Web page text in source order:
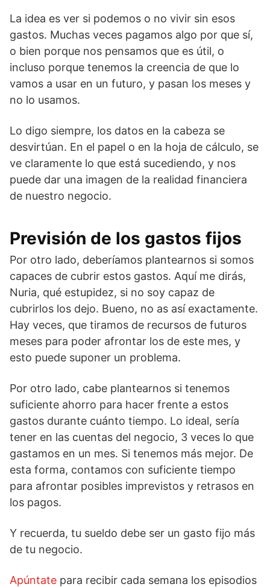
La idea es ver si podemos o no vivir sin esos
gastos. Muchas veces pagamos algo por que sí,
o bien porque nos pensamos que es útil, o
incluso porque tenemos la creencia de que lo
vamos a usar en un futuro, y pasan los meses y
no lo usamos.
Lo digo siempre, los datos en la cabeza se
desvirtúan. En el papel o en la hoja de cálculo, se
ve claramente lo que está sucediendo, y nos
puede dar una imagen de la realidad financiera
de nuestro negocio.
Previsión de los gastos fijos
Por otro lado, deberíamos plantearnos si somos
capaces de cubrir estos gastos. Aquí me dirás,
Nuria, qué estupidez, si no soy capaz de
cubrirlos los dejo. Bueno, no as así exactamente.
Hay veces, que tiramos de recursos de futuros
meses para poder afrontar los de este mes, y
esto puede suponer un problema.
Por otro lado, cabe plantearnos si tenemos
suficiente ahorro para hacer frente a estos
gastos durante cuánto tiempo. Lo ideal, sería
tener en las cuentas del negocio, 3 veces lo que
gastamos en un mes. Si tenemos más mejor. De
esta forma, contamos con suficiente tiempo
para afrontar posibles imprevistos y retrasos en
los pagos.
Y recuerda, tu sueldo debe ser un gasto fijo más
de tu negocio.
Apúntate para recibir cada semana los episodios